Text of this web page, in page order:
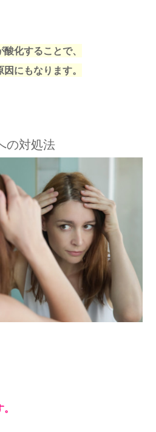
化することで、
にもなります。
の対処法